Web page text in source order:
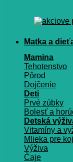
Matka a
Mamina
Tehotenstvo
Pôrod
Dojčenie
Deti
Prvé zúbky
Bolesť a
Detská
Vitamíny a
Mlieka pre
Výživa
Čaje